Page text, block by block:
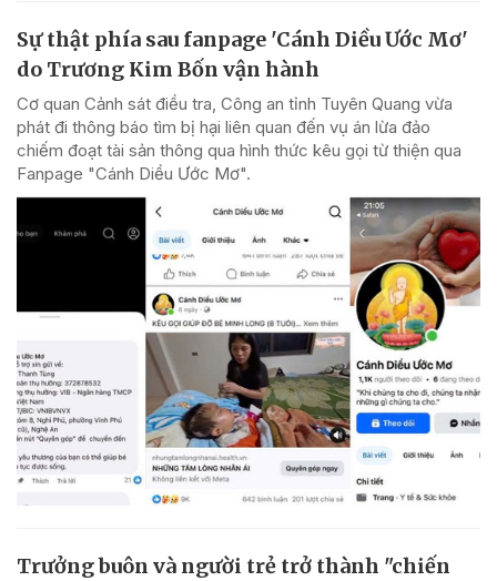
Sự thật phía sau fanpage 'Cánh Diều Ước Mơ'
do Trương Kim Bốn vận hành
Cơ quan Cảnh sát điều tra, Công an tỉnh Tuyên Quang vừa
phát đi thông báo tìm bị hại liên quan đến vụ án lừa đảo
chiếm đoạt tài sản thông qua hình thức kêu gọi từ thiện qua
Fanpage "Cánh Diều Ước Mơ".
Trưởng buôn và người trẻ trở thành "chiến